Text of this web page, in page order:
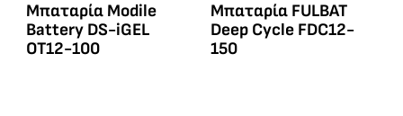
Μπαταρία Modile
Battery DS-iGEL
OT12-100
Μπαταρία FULBAT
Deep Cycle FDC12-
150